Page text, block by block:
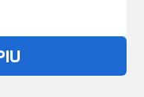
cerchi?